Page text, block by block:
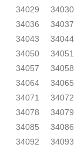
34029
34030
34036
34037
34043
34044
34050
34051
34057
34058
34064
34065
34071
34072
34078
34079
34085
34086
34092
34093